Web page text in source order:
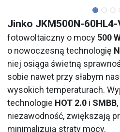
Jinko JKM500N-60HL4-
fotowoltaiczny o mocy 500
o nowoczesną technologię
niej osiąga świetną
sobie nawet przy słabym
wysokich temperaturach.
technologie HOT 2.0 i SMBB
niezawodność, zwiększają
minimalizują straty mocy.